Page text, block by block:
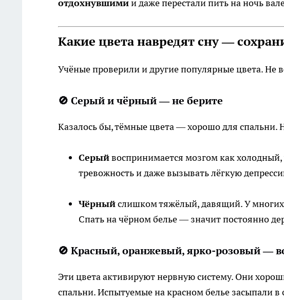
отдохнувшимии даже перестали пить на ночь
Какие цвета навредят сну —
Учёные проверили и другие популярные цвета. Не
🚫 Серый и чёрный — не берите
Казалось бы, тёмные цвета — хорошо для спальни.
Серыйвоспринимается мозгом как
тревожность и даже вызывать лёгкую
Чёрныйслишком тяжёлый, давящий. У многих
Спать на чёрном белье — значит постоянно
🚫 Красный, оранжевый, ярко-розовый —
Эти цвета активируют нервную систему. Они
спальни. Испытуемые на красном белье засыпали